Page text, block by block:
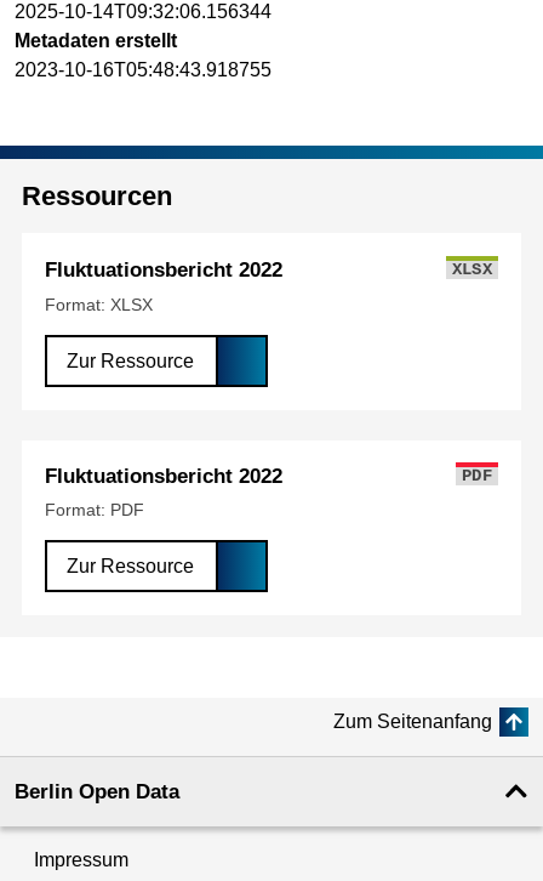
2025-10-14T09:32:06.156344
Metadaten erstellt
2023-10-16T05:48:43.918755
Ressourcen
Fluktuationsbericht 2022
XLSX
Format: XLSX
Zur Ressource
Fluktuationsbericht 2022
PDF
Format: PDF
Zur Ressource
Zum Seitenanfang
Berlin Open Data
Impressum